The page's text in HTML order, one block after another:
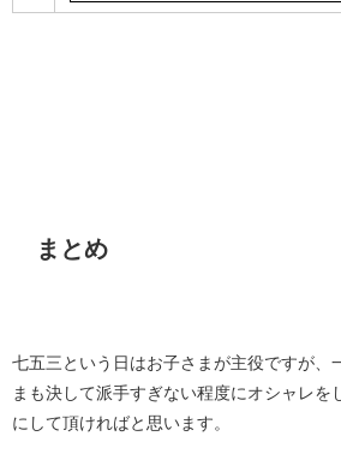
まとめ
七五三という日はお子さまが主役ですが、
まも決して派手すぎない程度にオシャレを
にして頂ければと思います。